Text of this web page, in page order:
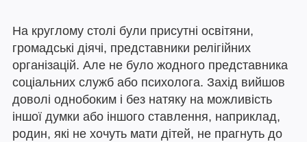
На круглому столі були присутні освітяни,
громадські діячі, представники релігійних
організацій. Але не було жодного представника
соціальних служб або психолога. Захід вийшов
доволі однобоким і без натяку на можливість
іншої думки або іншого ставлення, наприклад,
родин, які не хочуть мати дітей, не прагнуть до